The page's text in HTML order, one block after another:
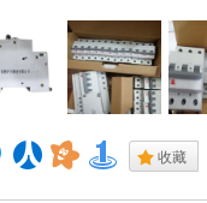
. 收藏